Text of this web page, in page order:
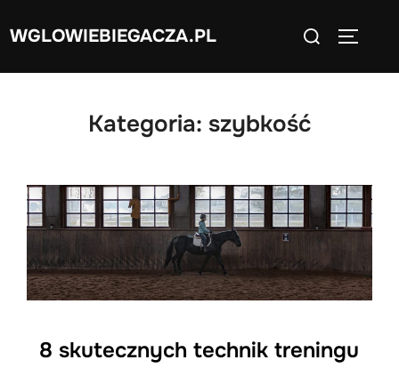
toWGLOWIEBIEGACZA.PL
Search
Kategoria: szybkość
8 skutecznych technik treningu